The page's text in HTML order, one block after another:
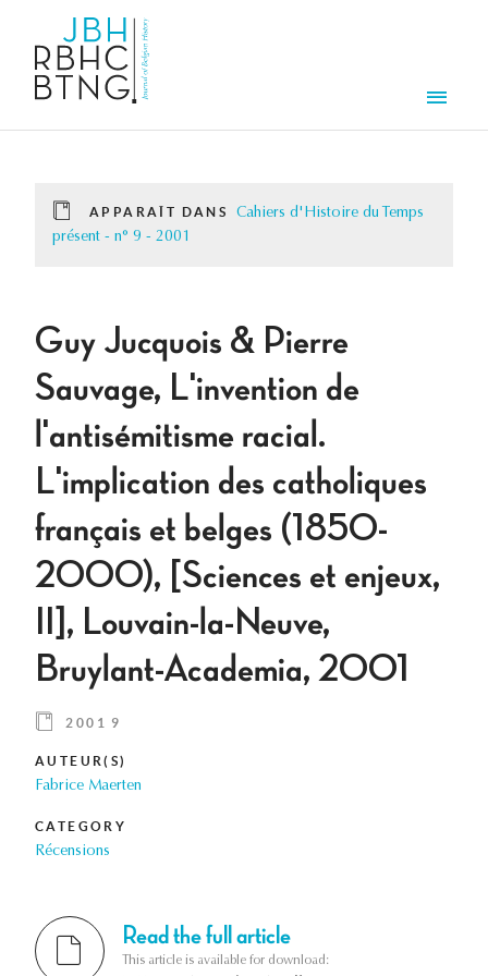
APPARAÎT DANS
Cahiers d'Histoire du Temps
présent - n° 9 - 2001
Guy Jucquois & Pierre
Sauvage, L'invention de
l'antisémitisme racial.
L'implication des catholiques
français et belges (1850-
2000), [Sciences et enjeux,
II], Louvain-la-Neuve,
Bruylant-Academia, 2001
2001 9
AUTEUR(S)
Fabrice Maerten
CATEGORY
Récensions
Read the full article
This article is available for download: